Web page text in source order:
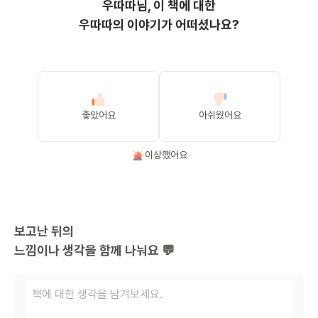
우따따님, 이 책에 대한
우따따의 이야기가 어떠셨나요?
좋았어요 아쉬웠어요
이상했어요
보고난 뒤의
느낌이나 생각을 함께 나눠요 💬